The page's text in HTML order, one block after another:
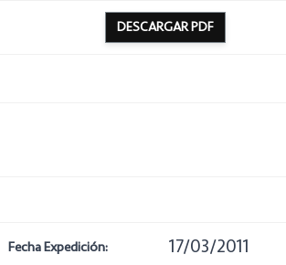
DESCARGAR PDF
Fecha Expedición: 17/03/2011